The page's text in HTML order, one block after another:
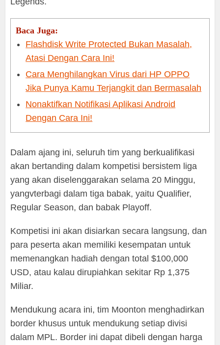
Baca Juga:
Flashdisk Write Protected Bukan Masalah,
Atasi Dengan Cara Ini!
Cara Menghilangkan Virus dari HP OPPO
Jika Punya Kamu Terjangkit dan Bermasalah
Nonaktifkan Notifikasi Aplikasi Android
Dengan Cara Ini!
Dalam ajang ini, seluruh tim yang berkualifikasi
akan bertanding dalam kompetisi bersistem liga
yang akan diselenggarakan selama 20 Minggu,
yangvterbagi dalam tiga babak, yaitu Qualifier,
Regular Season, dan babak Playoff.
Kompetisi ini akan disiarkan secara langsung, dan
para peserta akan memiliki kesempatan untuk
memenangkan hadiah dengan total $100,000
USD, atau kalau dirupiahkan sekitar Rp 1,375
Miliar.
Mendukung acara ini, tim Moonton menghadirkan
border khusus untuk mendukung setiap divisi
dalam MPL. Border ini dapat dibeli dengan harga